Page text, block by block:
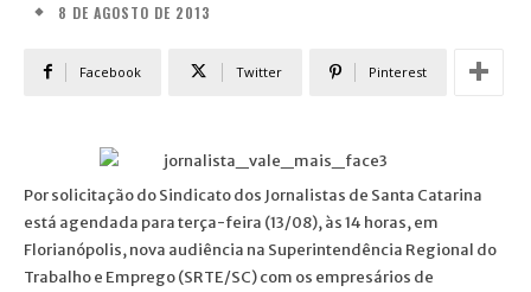
8 DE AGOSTO DE 2013
Facebook Twitter Pinterest
Por solicitação do Sindicato dos Jornalistas de Santa Catarina
está agendada para terça-feira (13/08), às 14 horas, em
Florianópolis, nova audiência na Superintendência Regional do
Trabalho e Emprego (SRTE/SC) com os empresários de